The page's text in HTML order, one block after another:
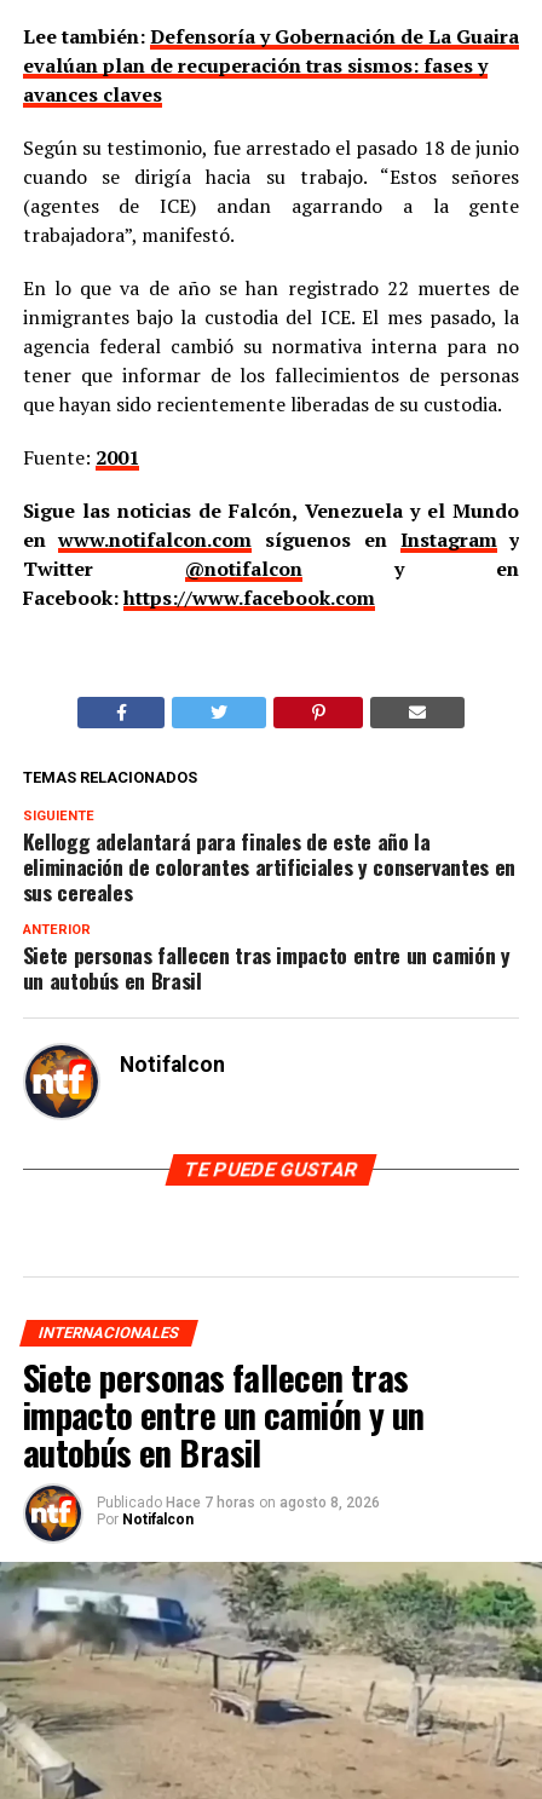
Lee también:Defensoría y Gobernación de La Guaira
evalúan plan de recuperación tras sismos: fases y
avances claves
Según su testimonio, fue arrestado el pasado 18 de junio
cuando se dirigía hacia su trabajo. “Estos señores
(agentes de ICE) andan agarrando a la gente
trabajadora”, manifestó.
En lo que va de año se han registrado 22 muertes de
inmigrantes bajo la custodia del ICE. El mes pasado, la
agencia federal cambió su normativa interna para no
tener que informar de los fallecimientos de personas
que hayan sido recientemente liberadas de su custodia.
Fuente: 2001
Sigue las noticias de Falcón, Venezuela y el Mundo
enwww.notifalcon.com síguenos en Instagramy
Twitter @notifalcony en
Facebook:https://www.facebook.com
TEMAS RELACIONADOS
SIGUIENTE
Kellogg adelantará para finales de este año la
eliminación de colorantes artificiales y conservantes en
sus cereales
ANTERIOR
Siete personas fallecen tras impacto entre un camión y
un autobús en Brasil
Notifalcon
TE PUEDE GUSTAR
INTERNACIONALES
Siete personas fallecen tras
impacto entre un camión y un
autobús en Brasil
Publicado Hace 7 horas on agosto 8, 2026
Por Notifalcon